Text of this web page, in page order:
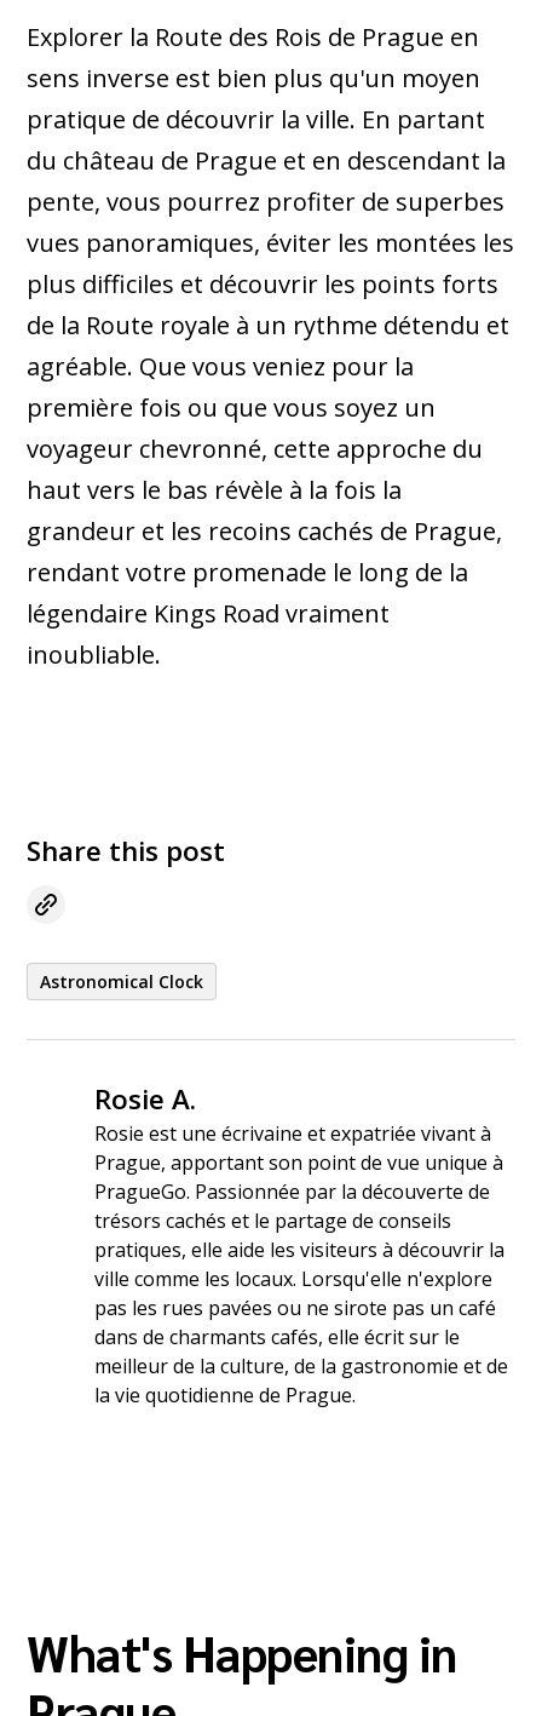
Explorer la Route des Rois de Prague en
sens inverse est bien plus qu'un moyen
pratique de découvrir la ville. En partant
du château de Prague et en descendant la
pente, vous pourrez profiter de superbes
vues panoramiques, éviter les montées les
plus difficiles et découvrir les points forts
de la Route royale à un rythme détendu et
agréable. Que vous veniez pour la
première fois ou que vous soyez un
voyageur chevronné, cette approche du
haut vers le bas révèle à la fois la
grandeur et les recoins cachés de Prague,
rendant votre promenade le long de la
légendaire Kings Road vraiment
inoubliable.
Share this post
Astronomical Clock
Rosie A.
Rosie est une écrivaine et expatriée vivant à
Prague, apportant son point de vue unique à
PragueGo. Passionnée par la découverte de
trésors cachés et le partage de conseils
pratiques, elle aide les visiteurs à découvrir la
ville comme les locaux. Lorsqu'elle n'explore
pas les rues pavées ou ne sirote pas un café
dans de charmants cafés, elle écrit sur le
meilleur de la culture, de la gastronomie et de
la vie quotidienne de Prague.
What's Happening in